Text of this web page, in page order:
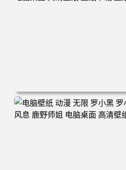
电脑壁纸 柯南和小兰背靠背 夕阳
面 高清壁纸 壁纸下载 壁纸大全